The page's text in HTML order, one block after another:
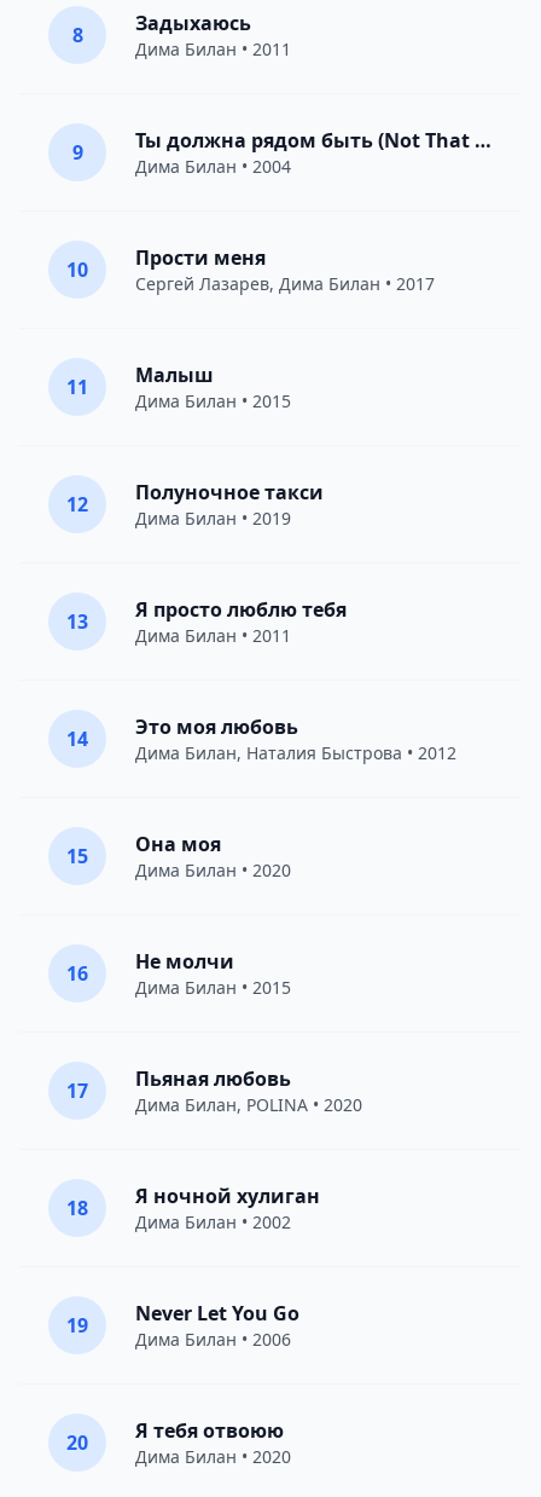
8 Задыхаюсь
Дима Билан • 2011
9 Ты должна рядом быть (Not That Simple)
Дима Билан • 2004
10 Прости меня
Сергей Лазарев, Дима Билан • 2017
11 Малыш
Дима Билан • 2015
12 Полуночное такси
Дима Билан • 2019
13 Я просто люблю тебя
Дима Билан • 2011
14 Это моя любовь
Дима Билан, Наталия Быстрова • 2012
15 Она моя
Дима Билан • 2020
16 Не молчи
Дима Билан • 2015
17 Пьяная любовь
Дима Билан, POLINA • 2020
18 Я ночной хулиган
Дима Билан • 2002
19 Never Let You Go
Дима Билан • 2006
20 Я тебя отвоюю
Дима Билан • 2020